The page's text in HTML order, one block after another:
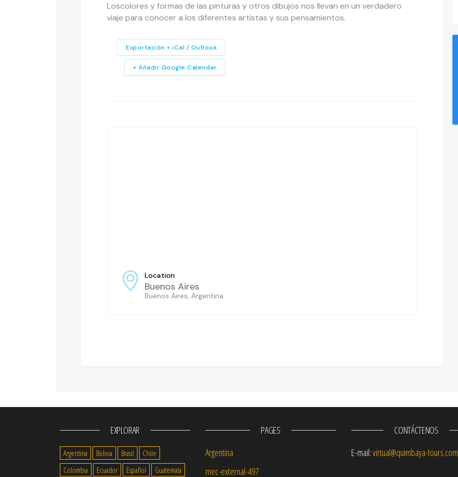
Loscolores y formas de las pinturas y otros dibujos nos llevan en un verdadero
viaje para conocer a los diferentes artistas y sus pensamientos.
+ Añadir Google Calendar
Exportación + iCal / Outlook
Location
Buenos Aires
Buenos Aires, Argentina
EXPLORAR
Argentina Bolivia Brasil
Chile
Colombia
Ecuador Español Guatemala
PAGES
Argentina
mec-external-497
CONTÁCTENOS
E-mail:virtual@quimbaya-tours.com